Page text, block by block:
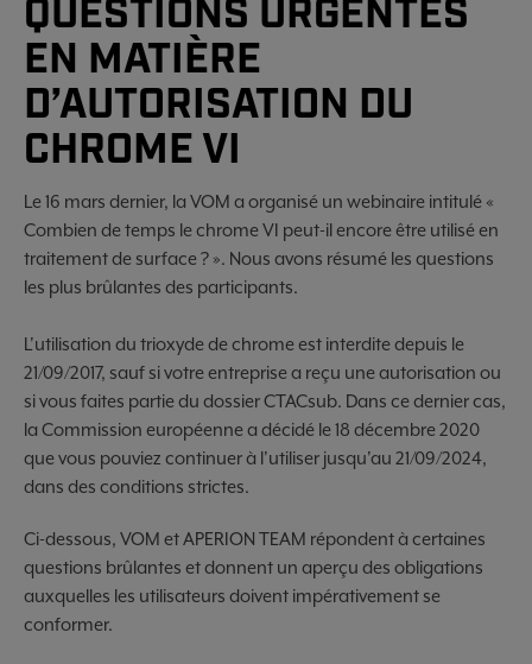
QUESTIONS URGENTES
EN MATIÈRE
D’AUTORISATION DU
CHROME VI
Le 16 mars dernier, la VOM a organisé un webinaire intitulé «
Combien de temps le chrome VI peut-il encore être utilisé en
traitement de surface ? ». Nous avons résumé les questions
les plus brûlantes des participants.
L'utilisation du trioxyde de chrome est interdite depuis le
21/09/2017, sauf si votre entreprise a reçu une autorisation ou
si vous faites partie du dossier CTACsub. Dans ce dernier cas,
la Commission européenne a décidé le 18 décembre 2020
que vous pouviez continuer à l'utiliser jusqu'au 21/09/2024,
dans des conditions strictes.
Ci-dessous, VOM et APERION TEAM répondent à certaines
questions brûlantes et donnent un aperçu des obligations
auxquelles les utilisateurs doivent impérativement se
conformer.